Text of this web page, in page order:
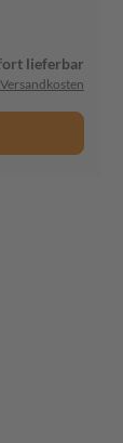
lieferbar